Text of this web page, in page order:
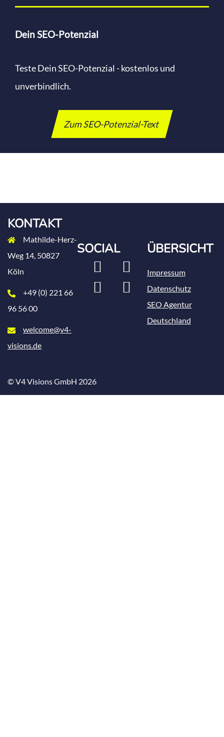
Dein SEO-Potenzial
Teste Dein SEO-Potenzial - kostenlos und
unverbindlich.
Zum SEO-Potenzial-Text
KONTAKT
Mathilde-Herz-
Weg 14, 50827
Köln
+49 (0) 221 66
96 56 00
welcome@v4-
visions.de
SOCIAL
LinkedIn
Instagram
ÜBERSICHT
Impressum
Datenschutz
SEO Agentur
Deutschland
© V4 Visions GmbH 2026